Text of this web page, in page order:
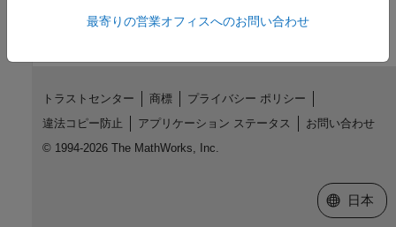
最寄りの営業オフィスへのお問い合わせ
トラストセンター 商標
プライバシー ポリシー
違法コピー防止
アプリケーション ステータス
お問い合わせ
© 1994-2026 The MathWorks, Inc.
Web サイ
日本